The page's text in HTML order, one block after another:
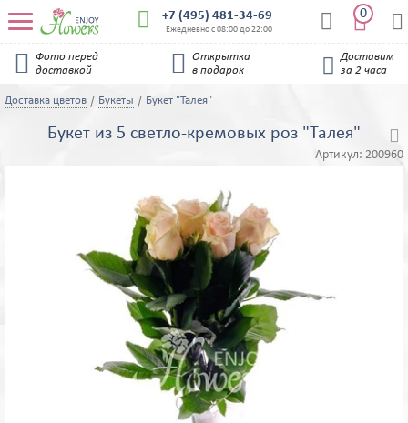
 +7 (495) 481-34-69
Ежедневно с 08:00 до 22:00  
0 

Фото перед
доставкой

Открытка
в подарок

Доставим
за 2 часа
Доставка цветов Букеты Букет "Талея"
Букет из 5 светло-кремовых роз "Талея"
Артикул: 200960
